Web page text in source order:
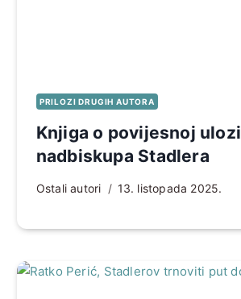
PRILOZI DRUGIH AUTORA
Knjiga o povijesnoj ulozi
nadbiskupa Stadlera
Ostali autori 13. listopada 2025.